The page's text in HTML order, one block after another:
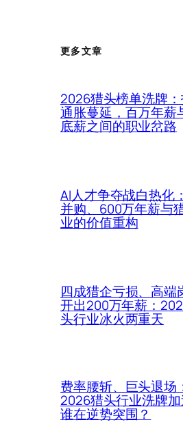
更多文章
2026猎头榜单洗牌
通胀蔓延，百万年薪
底薪之间的职业岔路
AI人才争夺战白热化
并购、600万年薪与
业的价值重构
四成猎企亏损、高端
开出200万年薪：
头行业冰火两重天
费率腰斩、巨头退场
2026猎头行业洗牌加
谁在逆势突围？